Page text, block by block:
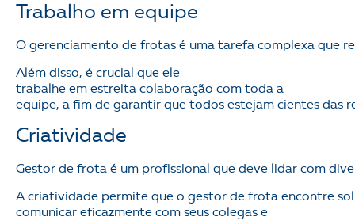
Trabalho em equipe
O gerenciamento de frotas é uma tarefa complexa que
Além disso, é crucial que ele
trabalhe em estreita colaboração com toda a
equipe, a fim de garantir que todos estejam cientes das
Criatividade
Gestor de frota é um profissional que deve lidar com
A criatividade permite que o gestor de frota encontre
comunicar eficazmente com seus colegas e